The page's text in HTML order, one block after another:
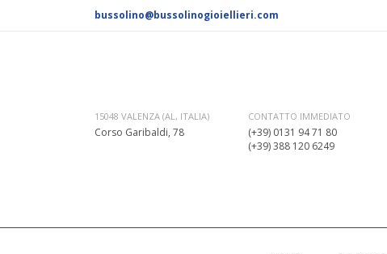
bussolino@bussolinogioiellieri.com
15048 VALENZA (AL, ITALIA)
Corso Garibaldi, 78
CONTATTO IMMEDIATO
(+39) 0131 94 71 80
(+39) 388 120 6249